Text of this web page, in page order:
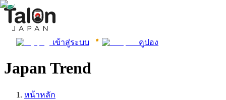
เข้าสู่ระบบ คูปอง
Japan Trend
หน้าหลัก